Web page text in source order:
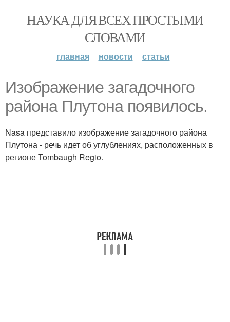
НАУКА ДЛЯ ВСЕХ ПРОСТЫМИ
СЛОВАМИ
главная новости статьи
Изображение загадочного
района Плутона появилось.
Nasa представило изображение загадочного района
Плутона - речь идет об углублениях, расположенных в
регионе Tombaugh Regio.